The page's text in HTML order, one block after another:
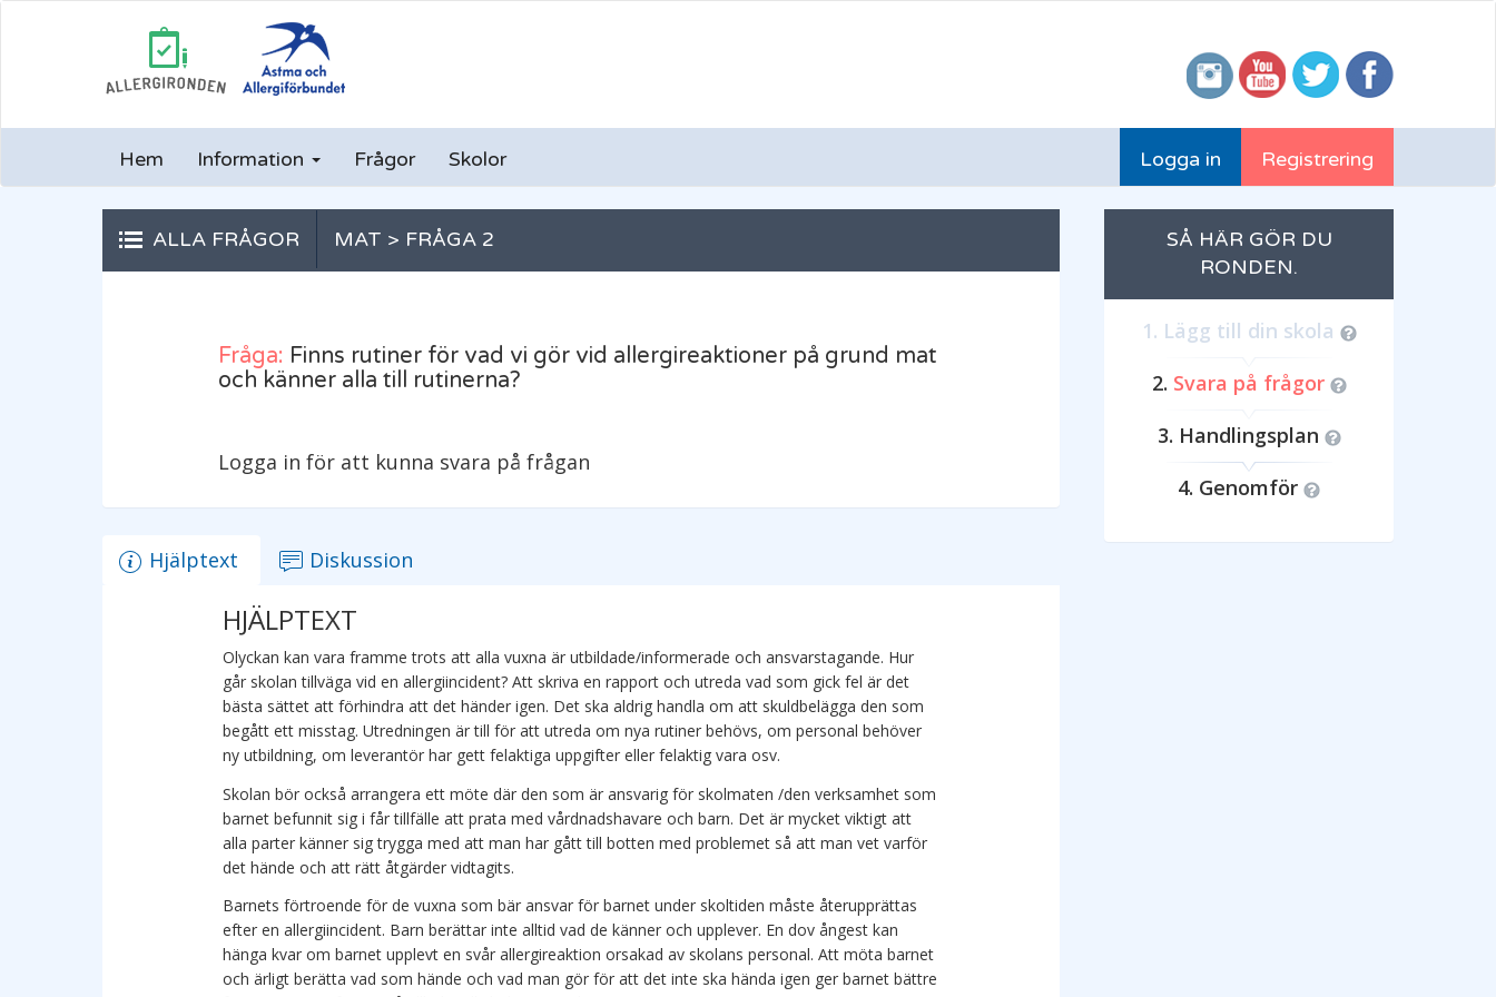
Hem Information Frågor Skolor Registrering
Logga in
ALLA FRÅGOR MAT > FRÅGA 2
Fråga: Finns rutiner för vad vi gör vid allergireaktioner på grund mat
och känner alla till rutinerna?
Logga in för att kunna svara på frågan
Hjälptext Diskussion
HJÄLPTEXT
Olyckan kan vara framme trots att alla vuxna är utbildade/informerade och ansvarstagande. Hur
går skolan tillväga vid en allergiincident? Att skriva en rapport och utreda vad som gick fel är det
bästa sättet att förhindra att det händer igen. Det ska aldrig handla om att skuldbelägga den som
begått ett misstag. Utredningen är till för att utreda om nya rutiner behövs, om personal behöver
ny utbildning, om leverantör har gett felaktiga uppgifter eller felaktig vara osv.
Skolan bör också arrangera ett möte där den som är ansvarig för skolmaten /den verksamhet som
barnet befunnit sig i får tillfälle att prata med vårdnadshavare och barn. Det är mycket viktigt att
alla parter känner sig trygga med att man har gått till botten med problemet så att man vet varför
det hände och att rätt åtgärder vidtagits.
Barnets förtroende för de vuxna som bär ansvar för barnet under skoltiden måste återupprättas
efter en allergiincident. Barn berättar inte alltid vad de känner och upplever. En dov ångest kan
hänga kvar om barnet upplevt en svår allergireaktion orsakad av skolans personal. Att möta barnet
och ärligt berätta vad som hände och vad man gör för att det inte ska hända igen ger barnet bättre
SÅ HÄR GÖR DU
RONDEN.
Lägg till din skola
Svara på frågor
Handlingsplan
Genomför